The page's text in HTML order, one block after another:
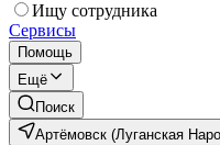
Ищу сотрудника
Сервисы
Помощь
Ещё
Поиск
Артёмовск (Луганская